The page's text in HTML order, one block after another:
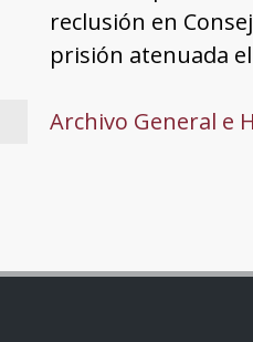
reclusión en
prisión atenuada
Archivo General e